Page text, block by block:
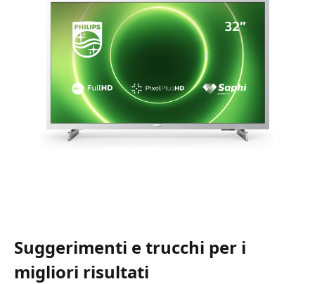
Suggerimenti e trucchi per i
migliori risultati